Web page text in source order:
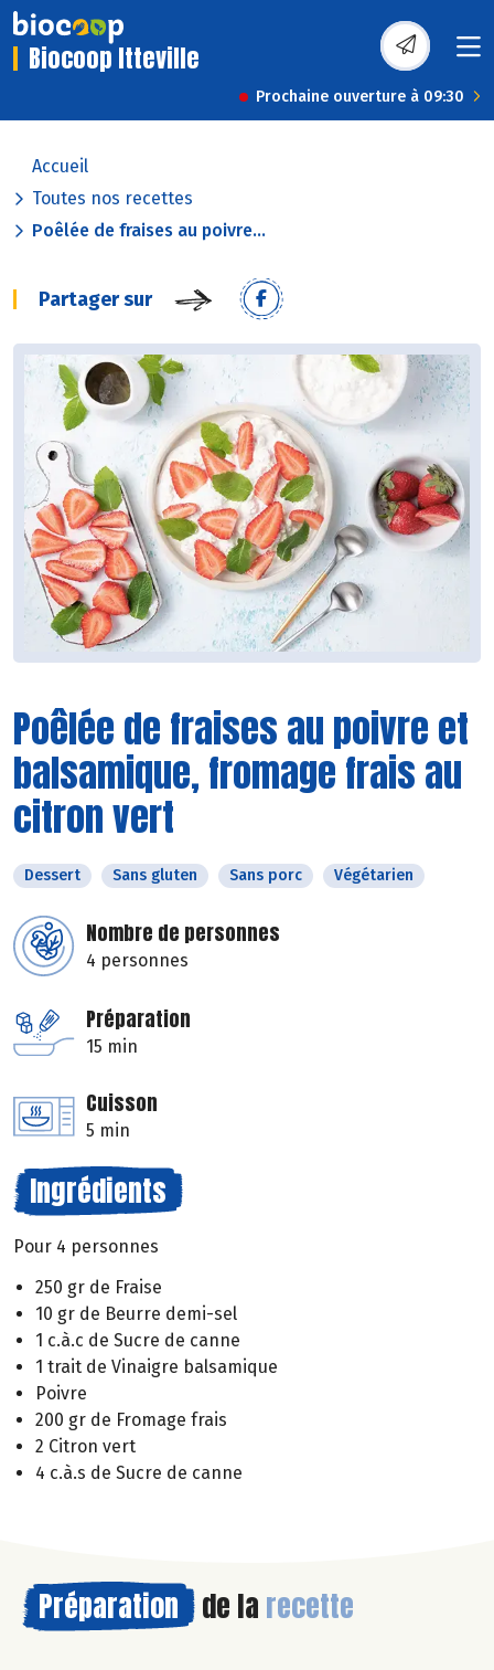
Biocoop Itteville
Prochaine ouverture à 09:30
Accueil
Toutes nos recettes
Poêlée de fraises au poivre...
Partager sur
Poêlée de fraises au poivre et
balsamique, fromage frais au
citron vert
Dessert Sans gluten Sans porc Végétarien
Nombre de personnes
4 personnes
Préparation
15 min
Cuisson
5 min
Ingrédients
Pour 4 personnes
250 gr de Fraise
10 gr de Beurre demi-sel
1 c.à.c de Sucre de canne
1 trait de Vinaigre balsamique
Poivre
200 gr de Fromage frais
2 Citron vert
4 c.à.s de Sucre de canne
Préparation de la recette